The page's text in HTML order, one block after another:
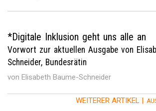
*Digitale Inklusion geht uns alle an
Vorwort zur aktuellen Ausgabe von
Schneider, Bundesrätin
von Elisabeth Baume-Schneider
WEITERER ARTIKEL |